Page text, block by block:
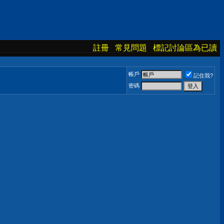
註冊 常見問題 標記討論區為已讀
帳戶
記住我?
密碼